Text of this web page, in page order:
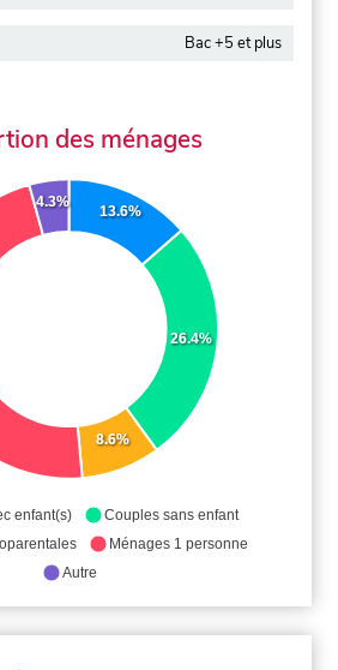
Bac +5 et plus
des ménages
13.6%
26.4%
8.6%
4.3%
enfant(s)
Couples sans enfant
Ménages 1 personne
Autre